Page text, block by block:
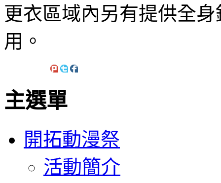
更衣區域內另有提供全
用。
主選單
開拓動漫祭
活動簡介